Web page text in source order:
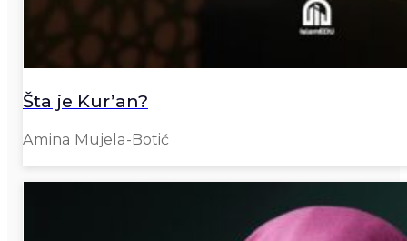
Šta je Kur’an?
Amina Mujela-Botić